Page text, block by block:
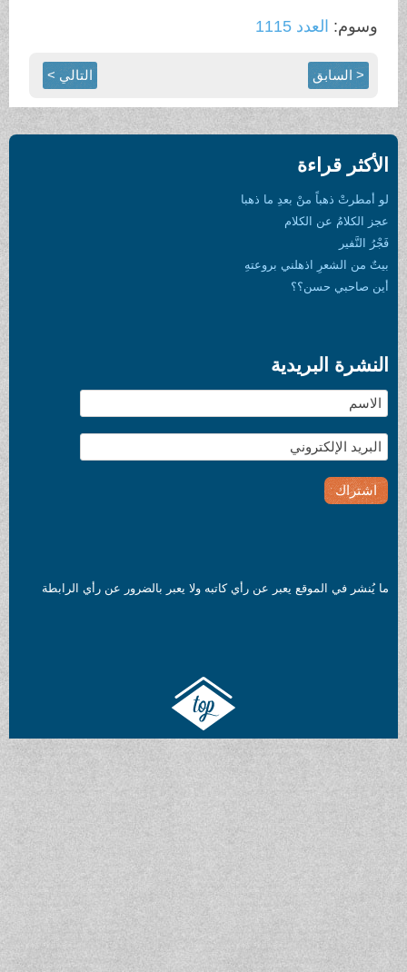
وسوم:العدد 1115
< السابق التالي >
الأكثر قراءة
لو أمطرتْ ذهباً منْ بعدِ ما ذهبا
عجز الكلامُ عن الكلام
فَجْرُ النَّفير
بيتٌ من الشعرِ اذهلني بروعتهِ
أين صاحبي حسن؟؟
النشرة البريدية
ما يُنشر في الموقع يعبر عن رأي كاتبه ولا يعبر بالضرور عن رأي الرابطة